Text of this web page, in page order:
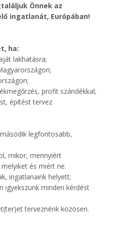
Önnek az
ingatlanát, Európában!
ha:
lakhatásra;
profit szándékkal;
építést tervez
legfontosabb,
mikor, mennyiért
és miért ne.
ingatlanaink helyett;
igyekszünk minden kérdést
terveznénk közösen.